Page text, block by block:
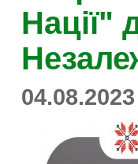
Нації"